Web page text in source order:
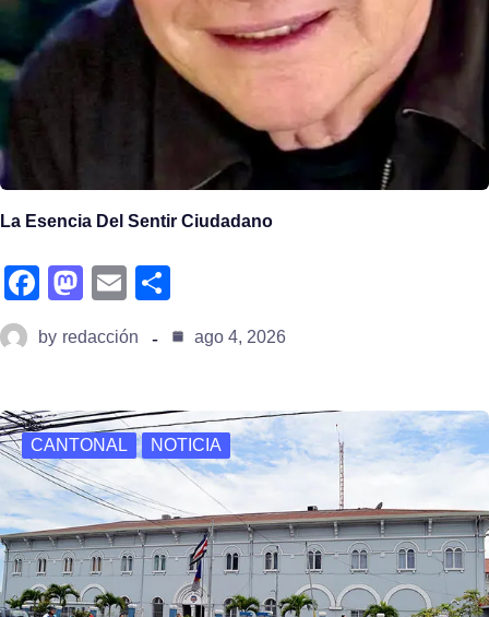
La Esencia Del Sentir Ciudadano
fa
e
o
o
k
m
st
d
o
n
e
ail ar
by redacción ago 4, 2026
CANTONAL NOTICIA